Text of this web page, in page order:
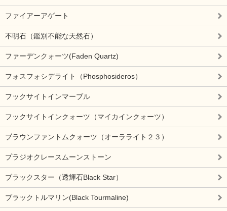
ファイアーアゲート
不明石（鑑別不能な天然石）
ファーデンクォーツ(Faden Quartz)
フォスフォシデライト（Phosphosideros）
フックサイトインマーブル
フックサイトインクォーツ（マイカインクォーツ）
ブラウンファントムクォーツ（オーラライト２３）
プラジオクレースムーンストーン
ブラックスター（透輝石Black Star）
ブラックトルマリン(Black Tourmaline)